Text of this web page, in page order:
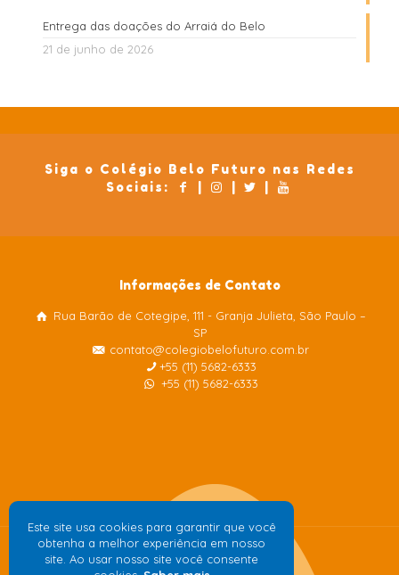
Entrega das doações do Arraiá do Belo
21 de junho de 2026
Siga o Colégio Belo Futuro nas Redes
Sociais:
| | |
Informações de Contato
Rua Barão de Cotegipe, 111 - Granja Julieta, São Paulo –
SP
contato@colegiobelofuturo.com.br
+55 (11) 5682-6333
+55 (11) 5682-6333
Este site usa cookies para garantir que você
obtenha a melhor experiência em nosso
site. Ao usar nosso site você consente
Colégio Belo Futuro
Internacional